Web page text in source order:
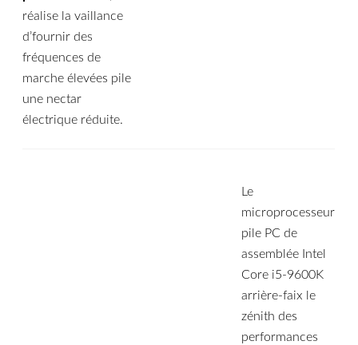
réalise la vaillance
d’fournir des
fréquences de
marche élevées pile
une nectar
électrique réduite.
Le
microprocesseur
pile PC de
assemblée Intel
Core i5-9600K
arrière-faix le
zénith des
performances